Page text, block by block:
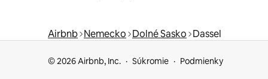
Airbnb Nemecko Dolné Sasko Dassel
© 2026 Airbnb, Inc. Súkromie Podmienky